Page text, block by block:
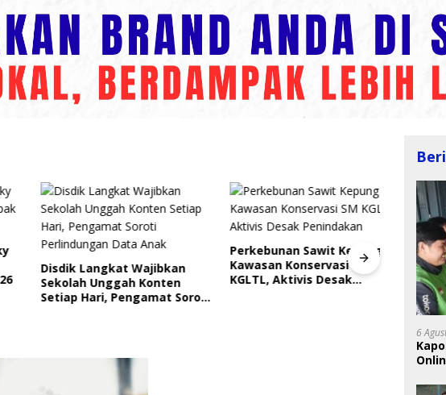
Disdik Langkat Wajibkan
Sekolah Unggah Konten
Setiap Hari, Pengamat Soroti
Perkebunan Sawit Kepung
Kawasan Konservasi SM
KGLTL, Aktivis Desak
Indri
6